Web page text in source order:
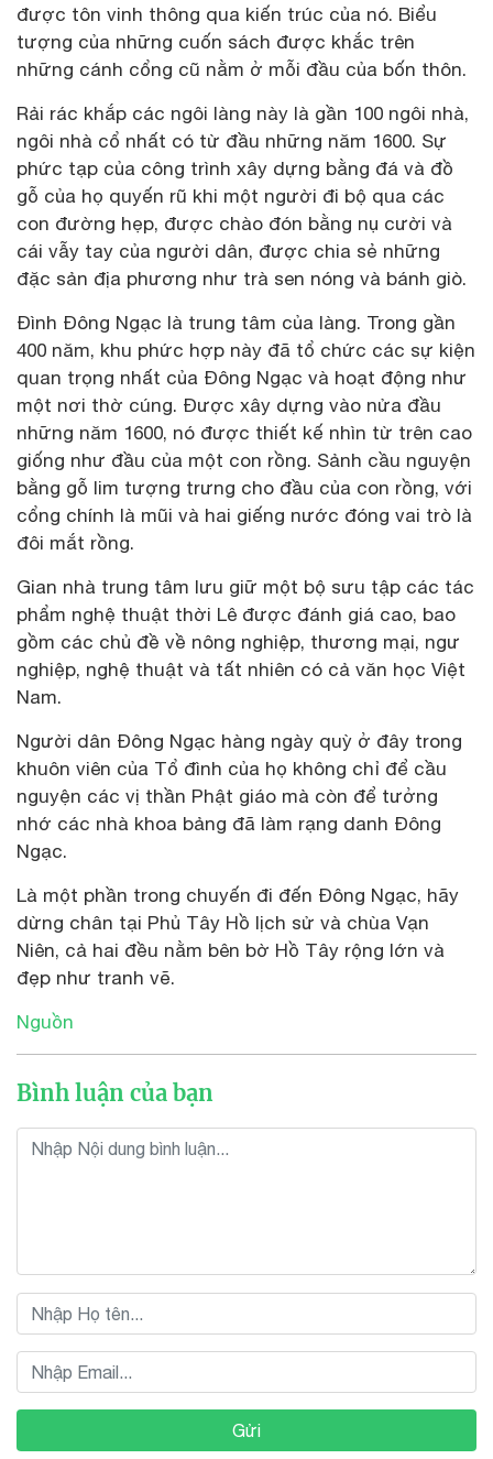
được tôn vinh thông qua kiến trúc của nó. Biểu
tượng của những cuốn sách được khắc trên
những cánh cổng cũ nằm ở mỗi đầu của bốn thôn.
Rải rác khắp các ngôi làng này là gần 100 ngôi nhà,
ngôi nhà cổ nhất có từ đầu những năm 1600. Sự
phức tạp của công trình xây dựng bằng đá và đồ
gỗ của họ quyến rũ khi một người đi bộ qua các
con đường hẹp, được chào đón bằng nụ cười và
cái vẫy tay của người dân, được chia sẻ những
đặc sản địa phương như trà sen nóng và bánh giò.
Đình Đông Ngạc là trung tâm của làng. Trong gần
400 năm, khu phức hợp này đã tổ chức các sự kiện
quan trọng nhất của Đông Ngạc và hoạt động như
một nơi thờ cúng. Được xây dựng vào nửa đầu
những năm 1600, nó được thiết kế nhìn từ trên cao
giống như đầu của một con rồng. Sảnh cầu nguyện
bằng gỗ lim tượng trưng cho đầu của con rồng, với
cổng chính là mũi và hai giếng nước đóng vai trò là
đôi mắt rồng.
Gian nhà trung tâm lưu giữ một bộ sưu tập các tác
phẩm nghệ thuật thời Lê được đánh giá cao, bao
gồm các chủ đề về nông nghiệp, thương mại, ngư
nghiệp, nghệ thuật và tất nhiên có cả văn học Việt
Nam.
Người dân Đông Ngạc hàng ngày quỳ ở đây trong
khuôn viên của Tổ đình của họ không chỉ để cầu
nguyện các vị thần Phật giáo mà còn để tưởng
nhớ các nhà khoa bảng đã làm rạng danh Đông
Ngạc.
Là một phần trong chuyến đi đến Đông Ngạc, hãy
dừng chân tại Phủ Tây Hồ lịch sử và chùa Vạn
Niên, cả hai đều nằm bên bờ Hồ Tây rộng lớn và
đẹp như tranh vẽ.
Nguồn
Bình luận của bạn
Gửi